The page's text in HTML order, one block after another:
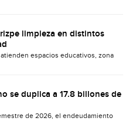
limpieza en distintos
espacios educativos, zona
se duplica a 17.8 billones de
de 2026, el endeudamiento